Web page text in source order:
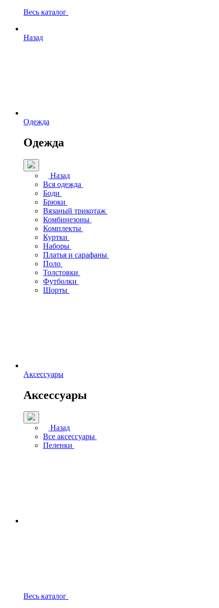
Весь каталог
Назад
Одежда
Одежда
Назад
Вся одежда
Боди
Брюки
Вязаный трикотаж
Комбинезоны
Комплекты
Куртки
Наборы
Платья и сарафаны
Поло
Толстовки
Футболки
Шорты
Аксессуары
Аксессуары
Назад
Все аксессуары
Пеленки
Весь каталог